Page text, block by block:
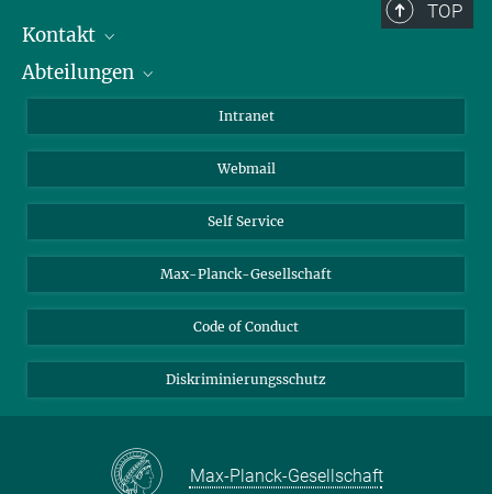
TOP
Kontakt
Mitarbeiterverzeichnis
Abteilungen
Biomolekulare Systeme
Kolloidchemie
Nachhaltige und Bio-inspirierte Materialien
Intranet
Webmail
Self Service
Max-Planck-Gesellschaft
Code of Conduct
Diskriminierungsschutz
Max-Planck-Gesellschaft